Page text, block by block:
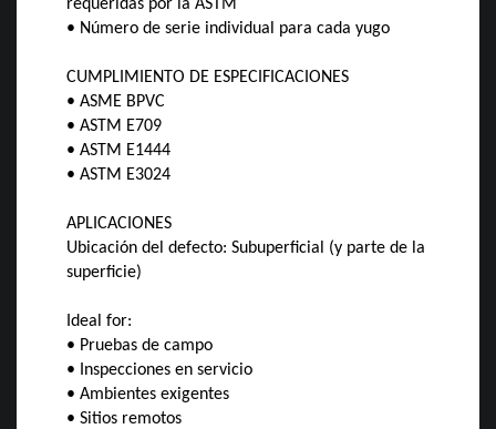
requeridas por la ASTM
• Número de serie individual para cada yugo
CUMPLIMIENTO DE ESPECIFICACIONES
• ASME BPVC
• ASTM E709
• ASTM E1444
• ASTM E3024
APLICACIONES
Ubicación del defecto: Subuperficial (y parte de la
superficie)
Ideal for:
• Pruebas de campo
• Inspecciones en servicio
• Ambientes exigentes
• Sitios remotos